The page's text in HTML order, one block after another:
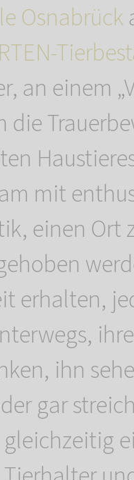
Osnabrück
an einem
die
mit
einen Ort
erhalten,
ihn
gar